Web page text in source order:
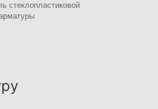
стеклопластиковой